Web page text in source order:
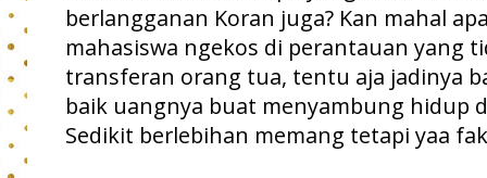
berlangganan Koran juga? Kan mahal
mahasiswa ngekos di perantauan yang
transferan orang tua, tentu aja jadinya
baik uangnya buat menyambung hidup
Sedikit berlebihan memang tetapi yaa